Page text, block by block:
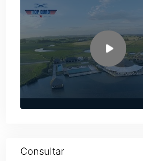
Consultar